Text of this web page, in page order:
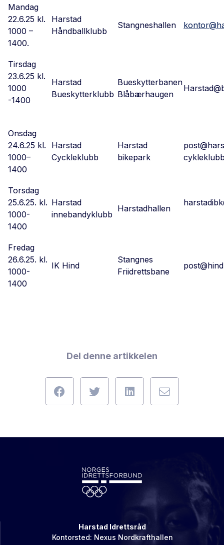
Mandag
22.6.25 kl.
1000 –
1400.
Harstad
Håndballklubb
Stangneshallen
Tirsdag
23.6.25 kl.
1000
-1400
Harstad
Bueskytterklubb
Bueskytterbanen
Blåbærhaugen
Onsdag
24.6.25 kl.
1000–
1400
Harstad
Cyckleklubb
Harstad
bikepark
Torsdag
25.6.25. kl.
1000-
1400
Harstad
innebandyklubb
Harstadhallen
Fredag
26.6.25. kl.
1000-
1400
IK Hind
Stangnes
Friidrettsbane
Del denne artikkelen
Harstad Idrettsråd
Kontorsted: Nexus Nordkrafthallen